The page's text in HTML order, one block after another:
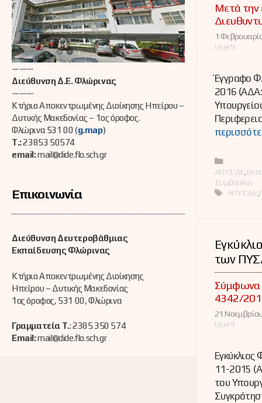
Μετά την
1
User9
Έγγραφο
2016
ΑΠΥΣΔΕ
Συμβούλια
Ετικέτες
ΑΠΥΣΔΕ
των
Σύμφωνα
4342/
21
User9
11-2015
του
———
Διεύθυνση Δ.Ε. Φλώρινας
———
Κτήριο Αποκεντρωμένης Διοίκησης Ηπείρου –
Δυτικής Μακεδονίας – 1ος όροφος.
Φλώρινα 531 00 (g.map)
Τ.:23853 50574
email:mail@dide.flo.sch.gr
Επικοινωνία
Διεύθυνση Δευτεροβάθμιας
Εκπαίδευσης Φλώρινας
Κτήριο Αποκεντρωμένης Διοίκησης
Ηπείρου – Δυτικής Μακεδονίας
1ος όροφος, 531 00, Φλώρινα
Γραμματεία Τ.: 2385 350 574
Email:mail@dide.flo.sch.gr